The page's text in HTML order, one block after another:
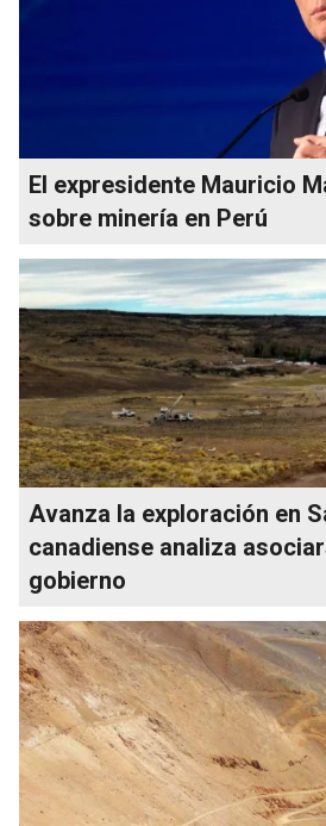
El expresidente Mauricio
sobre minería en Perú
Avanza la exploración en
canadiense analiza
gobierno